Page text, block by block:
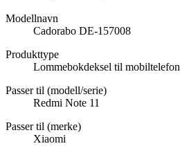
Modellnavn
Cadorabo DE-157008
Produkttype
Lommebokdeksel til mobiltelefon
Passer til (modell/serie)
Redmi Note 11
Passer til (merke)
Xiaomi